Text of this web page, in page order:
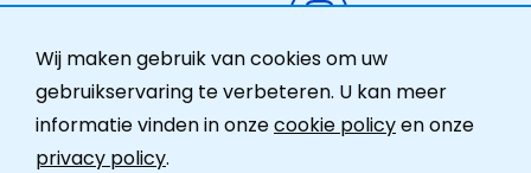
Wij maken gebruik van cookies om uw
gebruikservaring te verbeteren. U kan meer
informatie vinden in onzecookie policyen onze
privacy policy.
Ombudsdienst
Instagram